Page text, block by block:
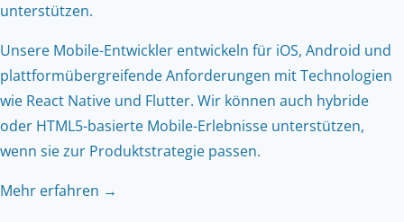
unterstützen.
Unsere Mobile-Entwickler entwickeln für iOS, Android und
plattformübergreifende Anforderungen mit Technologien
wie React Native und Flutter. Wir können auch hybride
oder HTML5-basierte Mobile-Erlebnisse unterstützen,
wenn sie zur Produktstrategie passen.
Mehr erfahren →